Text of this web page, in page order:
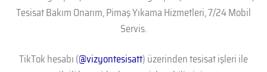
Tesisat Bakım Onarım, Pimaş Yıkama Hizmetleri, 7/24 Mobil
Servis.
TikTok hesabı (@vizyontesisatt) üzerinden tesisat işleri ile